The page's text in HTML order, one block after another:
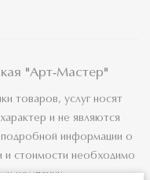
"Арт-Мастер"
товаров, услуг носят
и не являются
информации о
и стоимости необходимо
компании.